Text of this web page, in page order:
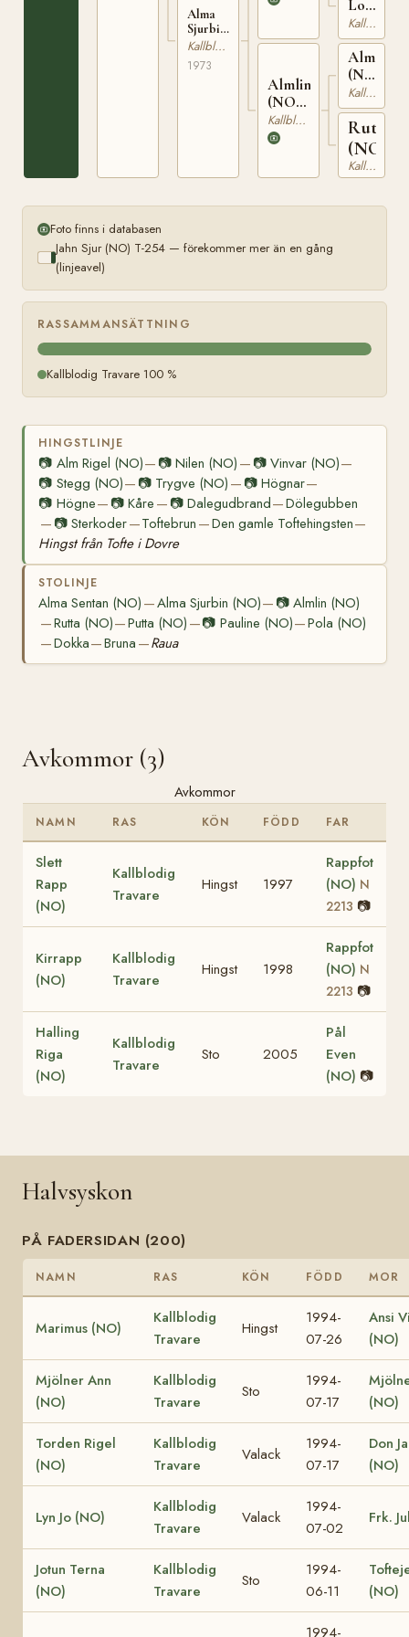
Alma
Sjurbin
(NO)
T-24051
Kallblodig Travare
1973
Almlin
(NO)
N
23357
Kallblodig Travare
Lovise
(NO)
T-
1690
Kallblodig Travare
(NO)
T-
237
Kallblodig Travare
Rutta
(NO)
Kallblodig Travare
Foto finns i databasen
Jahn Sjur (NO) T-254 — förekommer mer än en gång
(linjeavel)
RASSAMMANSÄTTNING
Kallblodig Travare 100 %
HINGSTLINJE
📷 Alm Rigel (NO)— 📷Nilen (NO) — 📷 Vinvar (NO)—
📷 Stegg (NO)— 📷 Trygve (NO) — 📷 Högnar—
📷 Högne— 📷Kåre — 📷 Dalegudbrand—Dölegubben
— 📷Sterkoder—Toftebrun —Den gamle Toftehingsten—
Hingst från Tofte i Dovre
STOLINJE
Alma Sentan (NO) —Alma Sjurbin (NO)— 📷Almlin (NO)
—Rutta (NO)—Putta (NO) —📷 Pauline (NO)—Pola (NO)
—Dokka—Bruna —Raua
Avkommor (3)
Avkommor
NAMN RAS KÖN FÖDD FAR
Slett
Rapp
(NO)
Kallblodig
Travare
Hingst 1997
Rappfot
(NO) N
2213 📷
Kirrapp
(NO)
Kallblodig
Travare
Hingst 1998
Rappfot
(NO) N
2213 📷
Halling
Riga
(NO)
Kallblodig
Travare
Sto 2005
Pål
Even
(NO) 📷
Halvsyskon
PÅ FADERSIDAN (200)
NAMN RAS KÖN FÖDD MOR
Marimus (NO)
Kallblodig
Travare
Hingst
1994-
07-26
Ansi
(NO)
Mjölner Ann
(NO)
Kallblodig
Travare
Sto
1994-
07-17
(NO)
Torden Rigel
(NO)
Kallblodig
Travare
Valack
1994-
07-17
Don
(NO)
Lyn Jo (NO)
Kallblodig
Travare
Valack
1994-
07-02
Frk.
Jotun Terna
(NO)
Kallblodig
Travare
Sto
1994-
06-11
(NO)
1994-